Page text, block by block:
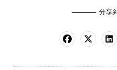
分享